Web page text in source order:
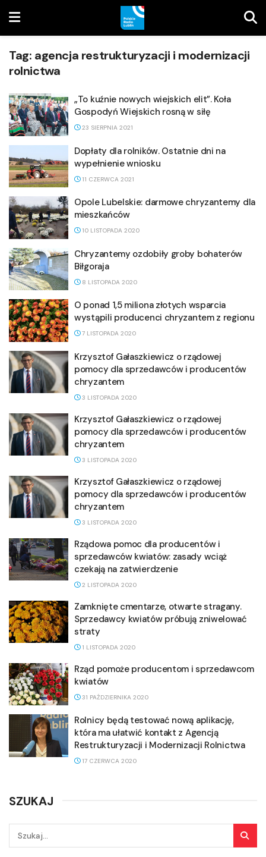
Tag: agencja restrukturyzacji i modernizacji
rolnictwa
„To kuźnie nowych wiejskich elit”. Koła
Gospodyń Wiejskich rosną w siłę
23 SIERPNIA 2021
Dopłaty dla rolników. Ostatnie dni na
wypełnienie wniosku
11 CZERWCA 2021
Opole Lubelskie: darmowe chryzantemy dla
mieszkańców
10 LISTOPADA 2020
Chryzantemy ozdobiły groby bohaterów
Biłgoraja
8 LISTOPADA 2020
O ponad 1,5 miliona złotych wsparcia
wystąpili producenci chryzantem z regionu
7 LISTOPADA 2020
Krzysztof Gałaszkiewicz o rządowej
pomocy dla sprzedawców i producentów
chryzantem
3 LISTOPADA 2020
Krzysztof Gałaszkiewicz o rządowej
pomocy dla sprzedawców i producentów
chryzantem
3 LISTOPADA 2020
Krzysztof Gałaszkiewicz o rządowej
pomocy dla sprzedawców i producentów
chryzantem
3 LISTOPADA 2020
Rządowa pomoc dla producentów i
sprzedawców kwiatów: zasady wciąż
czekają na zatwierdzenie
2 LISTOPADA 2020
Zamknięte cmentarze, otwarte stragany.
Sprzedawcy kwiatów próbują zniwelować
straty
1 LISTOPADA 2020
Rząd pomoże producentom i sprzedawcom
kwiatów
31 PAŹDZIERNIKA 2020
Rolnicy będą testować nową aplikację,
która ma ułatwić kontakt z Agencją
Restrukturyzacji i Modernizacji Rolnictwa
17 CZERWCA 2020
SZUKAJ